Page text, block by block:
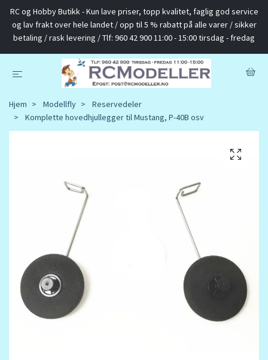
RC og Hobby Butikk - Kun lave priser, topp kvalitet, faglig god service
og lav frakt over hele landet / opp til 5 % rabatt på alle varer / sikker
betaling / rask levering / Tlf: 960 42 900 11:00 - 15:00 tirsdag - fredag
Hjem Modellfly
Reservedeler
Komplette hovedhjullegger til Mustang, P-40B osv